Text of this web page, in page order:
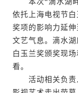
本次“滴水湖畔
依托上海电视节
奖项的影响力延
文艺气息。滴水
白玉兰奖颁奖现
看。
活动相关负责